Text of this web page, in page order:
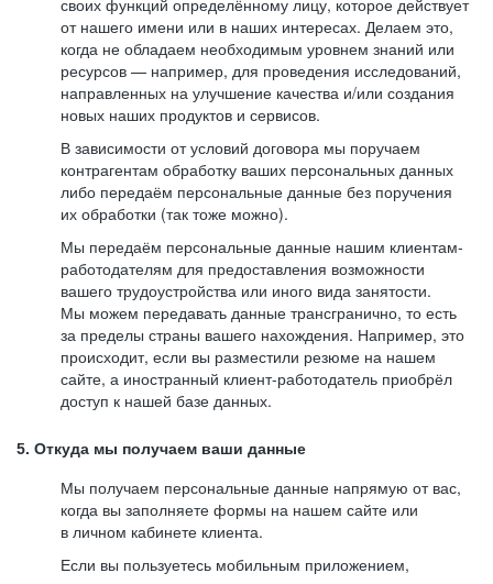
своих функций определённому лицу, которое действует
от нашего имени или в наших интересах. Делаем это,
когда не обладаем необходимым уровнем знаний или
ресурсов — например, для проведения исследований,
направленных на улучшение качества и/или создания
новых наших продуктов и сервисов.
В зависимости от условий договора мы поручаем
контрагентам обработку ваших персональных данных
либо передаём персональные данные без поручения
их обработки (так тоже можно).
Мы передаём персональные данные нашим клиентам-
работодателям для предоставления возможности
вашего трудоустройства или иного вида занятости.
Мы можем передавать данные трансгранично, то есть
за пределы страны вашего нахождения. Например, это
происходит, если вы разместили резюме на нашем
сайте, а иностранный клиент-работодатель приобрёл
доступ к нашей базе данных.
5. Откуда мы получаем ваши данные
Мы получаем персональные данные напрямую от вас,
когда вы заполняете формы на нашем сайте или
в личном кабинете клиента.
Если вы пользуетесь мобильным приложением,